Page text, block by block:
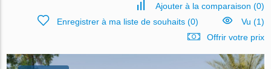
Ajouter à la comparaison (0)
Enregistrer à ma liste de souhaits(0)
Vu (1)
Offrir votre prix